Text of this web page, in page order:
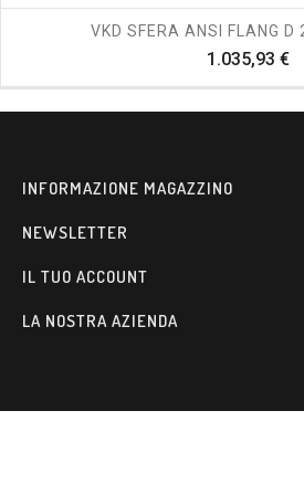
VKD SFERA ANSI FLANG D
1.035,93 €
INFORMAZIONE MAGAZZINO
NEWSLETTER
IL TUO ACCOUNT
LA NOSTRA AZIENDA